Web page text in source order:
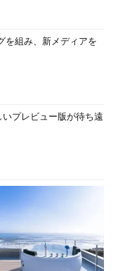
を組み、新メディアを
プレビュー版が待ち遠